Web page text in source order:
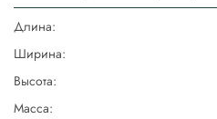
Длина:
Ширина:
Высота:
Масса: